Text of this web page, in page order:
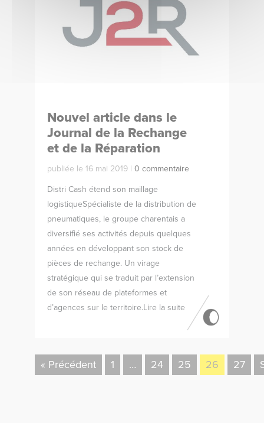
Nouvel article dans le
Journal de la Rechange
et de la Réparation
publiée le 16 mai 2019 | 0 commentaire
Distri Cash étend son maillage
logistiqueSpécialiste de la distribution de
pneumatiques, le groupe charentais a
diversifié ses activités depuis quelques
années en développant son stock de
pièces de rechange. Un virage
stratégique qui se traduit par l’extension
de son réseau de plateformes et
d’agences sur le territoire.Lire la suite
« Précédent 1 … 24 25 26 27